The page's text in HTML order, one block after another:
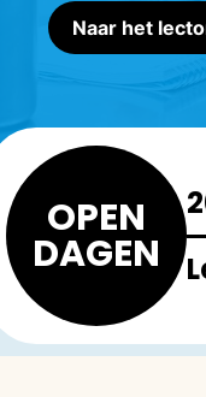
Naar het
OPEN
DAGEN